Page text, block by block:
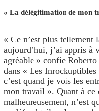
« La délégitimation de mon
« Ce n’est plus tellement
aujourd’hui, j’ai appris à
agréable » confie
dans « Les Inrockuptibles
c’est quand je vois les
mon travail ». Quant à ce
malheureusement, n’est